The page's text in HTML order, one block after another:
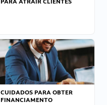
CUIDADOS PARA OBTER
FINANCIAMENTO